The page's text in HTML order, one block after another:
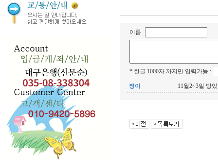
이름
* 한글 1000자 까지만 입력가능 :
쩡이 11월2~3일 방